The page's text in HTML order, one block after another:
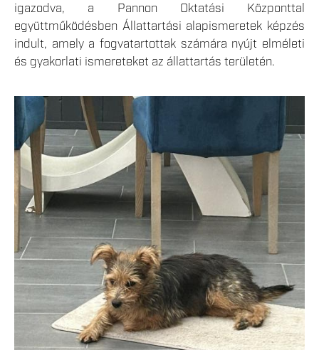
igazodva, a Pannon Oktatási Központtal
együttműködésben Állattartási alapismeretek képzés
indult, amely a fogvatartottak számára nyújt elméleti
és gyakorlati ismereteket az állattartás területén.